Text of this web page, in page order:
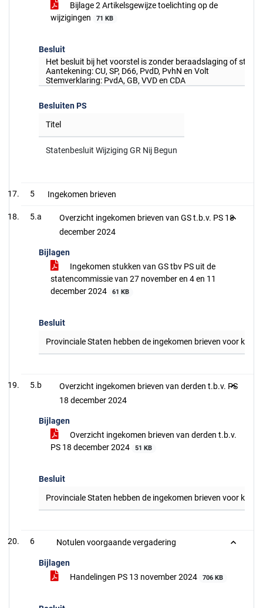
Bijlage 2 Artikelsgewijze toelichting op de
wijzigingen
71 KB
Besluit
Het besluit bij het voorstel is zonder beraadslaging of
Aantekening: CU, SP, D66, PvdD, PvhN en Volt
Stemverklaring: PvdA, GB, VVD en CDA
Besluiten PS
Titel
Statenbesluit Wijziging GR Nij Begun
5 Ingekomen brieven
5.a
Overzicht ingekomen brieven van GS t.b.v. PS 18
december 2024
Bijlagen
Ingekomen stukken van GS tbv PS uit de
statencommissie van 27 november en 4 en 11
december 2024
61 KB
Besluit
Provinciale Staten hebben de ingekomen brieven voor
5.b
Overzicht ingekomen brieven van derden t.b.v. PS
18 december 2024
Bijlagen
Overzicht ingekomen brieven van derden t.b.v.
PS 18 december 2024
51 KB
Besluit
Provinciale Staten hebben de ingekomen brieven voor
6 Notulen voorgaande vergadering
Bijlagen
Handelingen PS 13 november 2024
706 KB